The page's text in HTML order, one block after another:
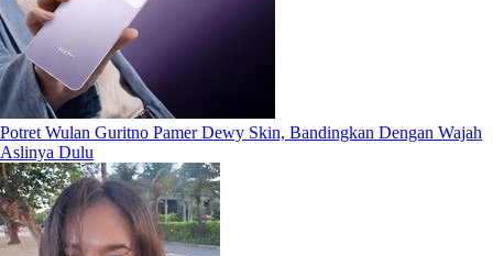
Potret Wulan Guritno Pamer Dewy Skin, Bandingkan Dengan Wajah
Aslinya Dulu